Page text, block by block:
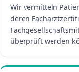
Wir vermitteln
deren
überprüft werden